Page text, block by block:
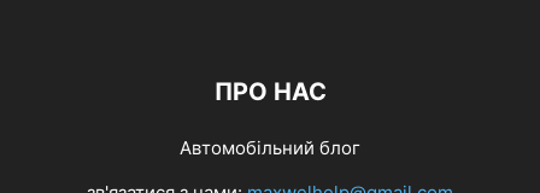
ПРО НАС
Автомобільний блог